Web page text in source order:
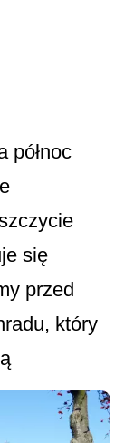
północ
się
przed
który